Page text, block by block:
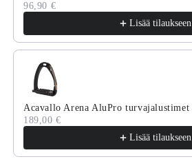
96,90 €
Lisää tilaukseen
Acavallo Arena AluPro turvajalustimet
189,00 €
Lisää tilaukseen